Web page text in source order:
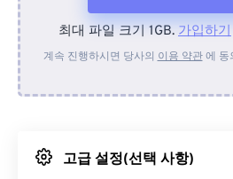
장치에서
Google 드라
최대 파일 크기 1GB. 가입하기
계속 진행하시면 당사의 이용 약관에 동
고급 설정(선택 사항)